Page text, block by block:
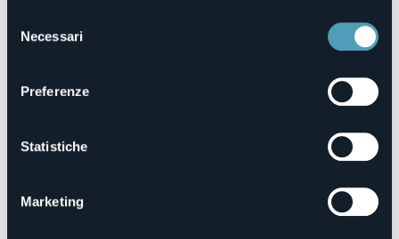
delNecessari
Preferenze
Statistiche
Marketing
Codice CIR
Prenota la struttura
28861 - Baceno (VB)